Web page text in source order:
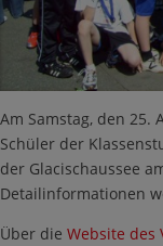
Am Samstag, den 25.
Schüler der
der Glacischaussee
Detailinformationen
Über die Website des